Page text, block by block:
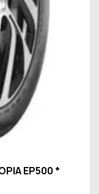
EP500 *